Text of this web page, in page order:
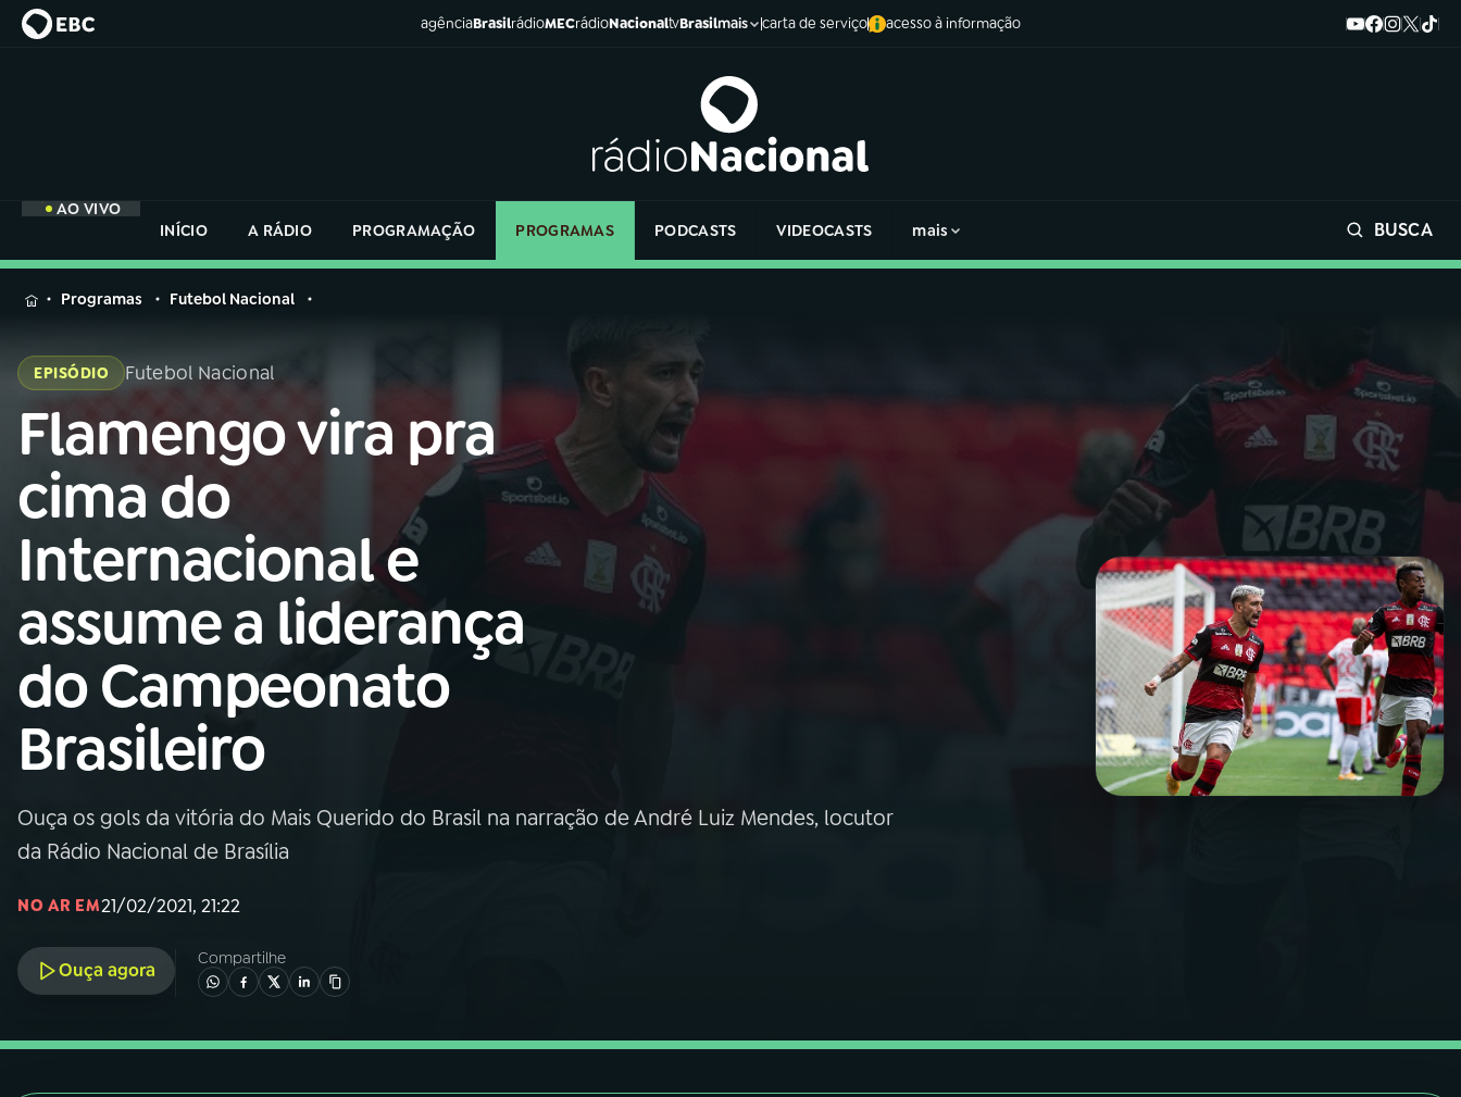
agênciaBrasilrádioMECrádioNacionaltvBrasilmais carta de serviço acesso à informação
AO VIVO
INÍCIO
A RÁDIO PROGRAMAÇÃO PROGRAMAS PODCASTS VIDEOCASTS mais BUSCA
MENU
Buscar
na
Rádio
Nacional
01INÍCIO
02A RÁDIO
03 PROGRAMAÇÃO
04PROGRAMAS
PODCASTS
06VIDEOCASTS
07ÚLTIMAS
08FESTIVAL DE MÚSICA
na
Rádio
Programas Futebol Nacional
EPISÓDIO Futebol Nacional
Flamengo vira pra
cima do
Internacional e
assume a liderança
do Campeonato
Brasileiro
Ouça os gols da vitória do Mais Querido do Brasil na narração de André Luiz Mendes, locutor
da Rádio Nacional de Brasília
NO AR EM21/02/2021, 21:22
Ouça agora
Compartilhe